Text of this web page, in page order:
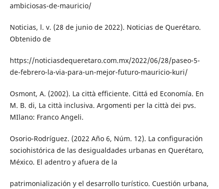
ambiciosas-de-mauricio/
Noticias, l. v. (28 de junio de 2022). Noticias de Querétaro.
Obtenido de
https://noticiasdequeretaro.com.mx/2022/06/28/paseo-5-
de-febrero-la-via-para-un-mejor-futuro-mauricio-kuri/
Osmont, A. (2002). La città efficiente. Cittá ed Economía. En
M. B. di, La città inclusiva. Argomenti per la città dei pvs.
MIlano: Franco Angeli.
Osorio-Rodríguez. (2022 Año 6, Núm. 12). La configuración
sociohistórica de las desigualdades urbanas en Querétaro,
México. El adentro y afuera de la
patrimonialización y el desarrollo turístico. Cuestión urbana,